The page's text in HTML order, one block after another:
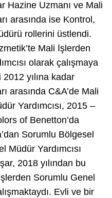
Hazine Uzmanı ve Mali
arasında ise Kontrol,
rollerini üstlendi.
Mali İşlerden
olarak çalışmaya
yılına kadar
arasında C&A’de Mali
Yardımcısı, 2015 –
of Benetton’da
Sorumlu Bölgesel
Müdür Yardımcısı
2018 yılından bu
Sorumlu Genel
Evli ve bir